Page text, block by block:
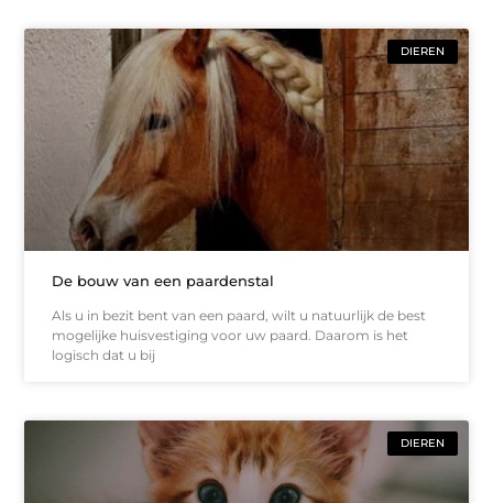
DIEREN
De bouw van een paardenstal
Als u in bezit bent van een paard, wilt u natuurlijk de best
mogelijke huisvestiging voor uw paard. Daarom is het
logisch dat u bij
DIEREN